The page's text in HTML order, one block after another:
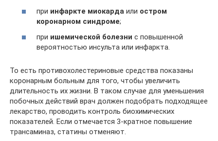
при инфаркте миокарда или остром
коронарном синдроме;
при ишемической болезни с повышенной
вероятностью инсульта или инфаркта.
То есть противохолестериновые средства показаны
коронарным больным для того, чтобы увеличить
длительность их жизни. В таком случае для уменьшения
побочных действий врач должен подобрать подходящее
лекарство, проводить контроль биохимических
показателей. Если отмечается 3-кратное повышение
трансаминаз, статины отменяют.